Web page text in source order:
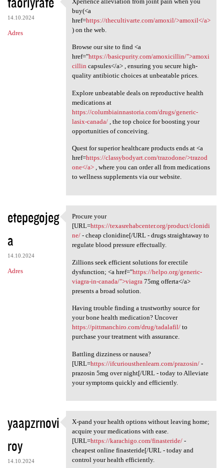
14.10.2024
Adres
Xperience alleviation from
buy(<a
href=https://thecultivarte.com/amoxil/>amoxil</a>
) on the web.
Browse our site to find <a
href="https://basicpurity.com/amoxicillin/">amoxi
cillin capsules</a> , ensuring you secure high-
quality antibiotic choices at unbeatable prices.
Explore unbeatable deals on reproductive health
medications at
https://columbiainnastoria.com/drugs/generic-
lasix-canada/, the top choice for boosting your
opportunities of conceiving.
Quest for superior healthcare products ends at <a
href=https://classybodyart.com/trazodone/>trazod
one</a>, where you can order all from medications
to wellness supplements via our website.
etepegojeg
a
14.10.2024
Adres
Procure your [URL=https:/
Procure your
[URL=https://texasrehabcenter.org/product/clonidi
ne/- cheap clonidine[/URL - drugs straightaway to
regulate blood pressure effectually.
Zillions seek efficient solutions for erectile
dysfunction; <a href="https://helpo.org/generic-
viagra-in-canada/">viagra 75mg offerta</a>
presents a broad solution.
Having trouble finding a trustworthy source for
your bone health medication? Uncover
https://pittmanchiro.com/drug/tadalafil/to
purchase your treatment with assurance.
Battling dizziness or nausea?
[URL=https://ifcuriousthenlearn.com/prazosin/-
prazosin 5mg over night[/URL - today to Alleviate
your symptoms quickly and efficiently.
yaapzrnovi
roy
14.10.2024
X-pand your health options
X-pand your health options without leaving home;
acquire your medications with ease.
[URL=https://karachigo.com/finasteride/-
cheapest online finasteride[/URL - today and
control your health efficiently.